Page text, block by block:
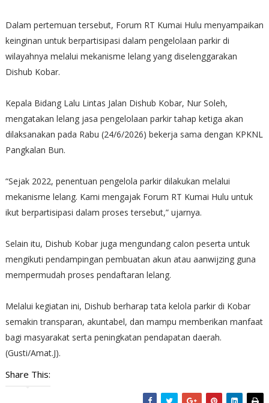
Dalam pertemuan tersebut, Forum RT Kumai Hulu menyampaikan
keinginan untuk berpartisipasi dalam pengelolaan parkir di
wilayahnya melalui mekanisme lelang yang diselenggarakan
Dishub Kobar.
Kepala Bidang Lalu Lintas Jalan Dishub Kobar, Nur Soleh,
mengatakan lelang jasa pengelolaan parkir tahap ketiga akan
dilaksanakan pada Rabu (24/6/2026) bekerja sama dengan KPKNL
Pangkalan Bun.
“Sejak 2022, penentuan pengelola parkir dilakukan melalui
mekanisme lelang. Kami mengajak Forum RT Kumai Hulu untuk
ikut berpartisipasi dalam proses tersebut,” ujarnya.
Selain itu, Dishub Kobar juga mengundang calon peserta untuk
mengikuti pendampingan pembuatan akun atau aanwijzing guna
mempermudah proses pendaftaran lelang.
Melalui kegiatan ini, Dishub berharap tata kelola parkir di Kobar
semakin transparan, akuntabel, dan mampu memberikan manfaat
bagi masyarakat serta peningkatan pendapatan daerah.
(Gusti/Amat.J).
Share This: